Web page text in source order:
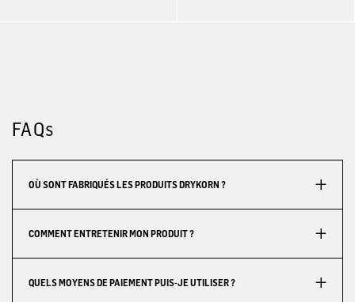
FAQs
OÙ SONT FABRIQUÉS LES PRODUITS DRYKORN ?
COMMENT ENTRETENIR MON PRODUIT ?
QUELS MOYENS DE PAIEMENT PUIS-JE UTILISER ?